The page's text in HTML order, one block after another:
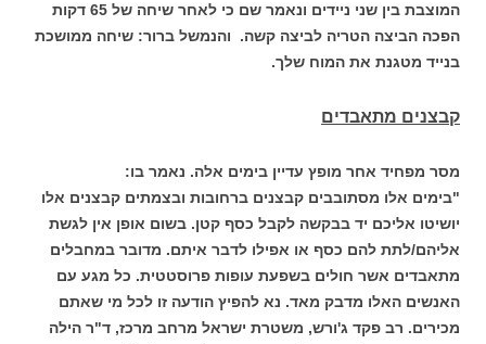
המוצבת בין שני ניידים ונאמר שם כי לאחר שיחה של 65 דקות
הפכה הביצה הטריה לביצה קשה. והנמשל ברור: שיחה ממושכת
בנייד מטגנת את המוח שלך.
קבצנים מתאבדים
מסר מפחיד אחר מופץ עדיין בימים אלה. נאמר בו:
"בימים אלו מסתובבים קבצנים ברחובות ובצמתים קבצנים אלו
יושיטו אליכם יד בבקשה לקבל כסף קטן. בשום אופן אין לגשת
אליהם/לתת להם כסף או אפילו לדבר איתם. מדובר במחבלים
מתאבדים אשר חולים בשפעת עופות פרוסטטית. כל מגע עם
האנשים האלו מדבק מאד. נא להפיץ הודעה זו לכל מי שאתם
מכירים. רב פקד ג'ורש, משטרת ישראל מרחב מרכז, ד"ר הילה